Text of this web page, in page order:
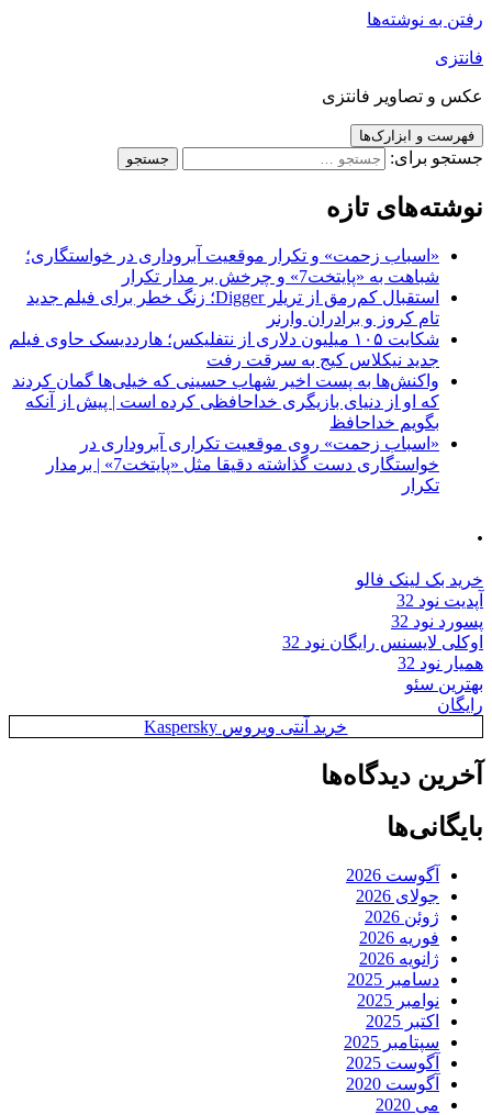
نوشته‌ها
فانتزی
و ابزارک‌ها
برای:
تازه
زحمت» و تکرار موقعیت آبروداری در خواستگاری؛
به «پایتخت7» و چرخش بر مدار تکرار
استقبال کم‌رمق از تریلر Digger؛ زنگ خطر برای فیلم جدید
کروز و برادران وارنر
شکایت ۱۰۵ میلیون دلاری از نتفلیکس؛ هارددیسک حاوی فیلم
نیکلاس کیج به سرقت رفت
به پست اخیر شهاب حسینی که خیلی‌ها گمان کردند
او از دنیای بازیگری خداحافظی کرده است | پیش از آنکه
خداحافظ
زحمت» روی موقعیت تکراری آبروداری در
خواستگاری دست گذاشته دقیقا مثل «پایتخت7» | برمدار
لینک فالو
32
32
رایگان نود 32
32
سئو
خرید آنتی ویروس Kaspersky
دیدگاه‌ها
2026
2026
2026
2026
2026
2025
2025
2025
2025
2025
2020